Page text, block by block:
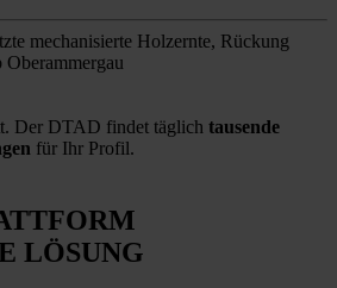
mechanisierte Holzernte, Rückung
Der DTAD findet täglich tausende
für Ihr Profil.
LÖSUNG